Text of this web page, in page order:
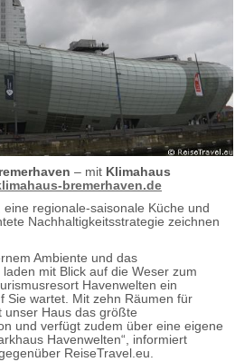
– mit Klimahaus
bremerhaven.de
regionale-saisonale Küche und
Nachhaltigkeitsstrategie zeichnen
Ambiente und das
mit Blick auf die Weser zum
Havenwelten ein
Sie wartet. Mit zehn Räumen für
unser Haus das größte
und verfügt zudem über eine eigene
Havenwelten“, informiert
ReiseTravel.eu.